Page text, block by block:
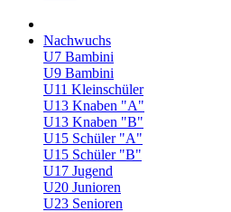
Nachwuchs
U7 Bambini
U9 Bambini
U11 Kleinschüler
U13 Knaben "A"
U13 Knaben "B"
U15 Schüler "A"
U15 Schüler "B"
U17 Jugend
U20 Junioren
U23 Senioren